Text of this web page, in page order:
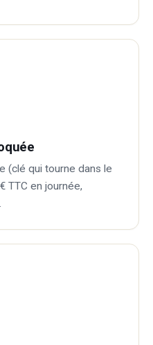
(clé qui tourne dans le
TTC en journée,